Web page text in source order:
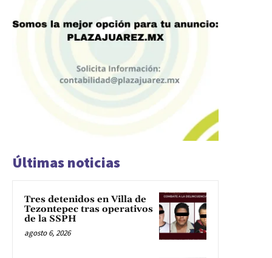
Últimas noticias
Tres detenidos en Villa de
Tezontepec tras operativos
de la SSPH
agosto 6, 2026